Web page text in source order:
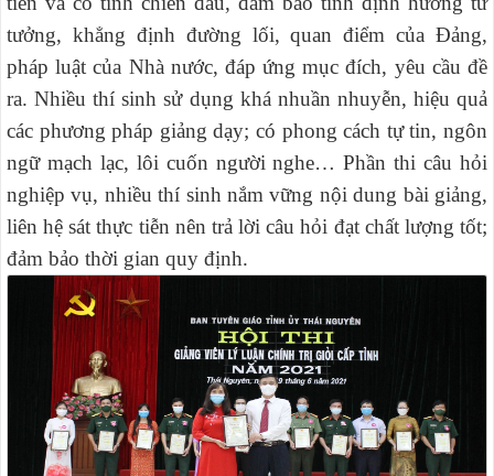
tưởng, khẳng định đường lối, quan điểm của Đảng,
pháp luật của Nhà nước, đáp ứng mục đích, yêu cầu đề
ra. Nhiều thí sinh sử dụng khá nhuần nhuyễn, hiệu quả
các phương pháp giảng dạy; có phong cách tự tin, ngôn
ngữ mạch lạc, lôi cuốn người nghe… Phần thi câu hỏi
nghiệp vụ, nhiều thí sinh nắm vững nội dung bài giảng,
liên hệ sát thực tiễn nên trả lời câu hỏi đạt chất lượng tốt;
đảm bảo thời gian quy định.